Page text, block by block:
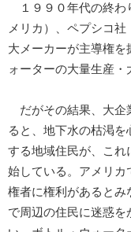
１９９０年代の終わ
メリカ）、ペプシコ
大メーカーが主導権を
ォーターの大量生産・
だがその結果、大企
ると、地下水の枯渇
する地域住民が、これ
始している。アメリカ
権者に権利があるとみ
で周辺の住民に迷惑